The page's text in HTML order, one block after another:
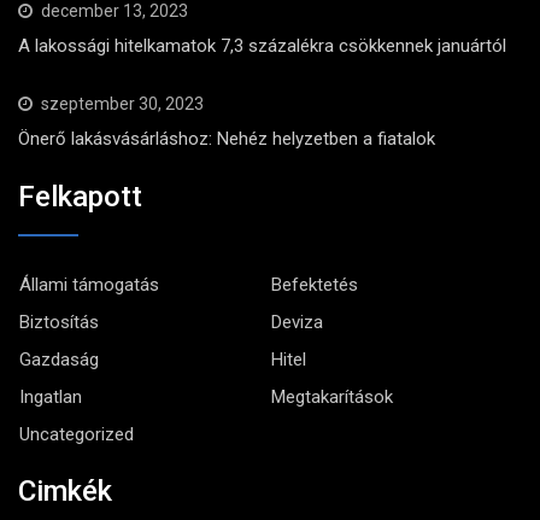
december 13, 2023
A lakossági hitelkamatok 7,3 százalékra csökkennek januártól
szeptember 30, 2023
Önerő lakásvásárláshoz: Nehéz helyzetben a fiatalok
Felkapott
Állami támogatás
Befektetés
Biztosítás
Deviza
Gazdaság
Hitel
Ingatlan
Megtakarítások
Uncategorized
Cimkék